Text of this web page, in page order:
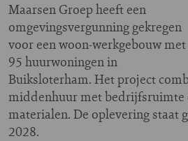
Maarsen Groep heeft een
omgevingsvergunning gekregen
voor een woon-werkgebouw met
95 huurwoningen in
Buiksloterham. Het project
middenhuur met bedrijfsruimte
materialen. De oplevering staat
2028.